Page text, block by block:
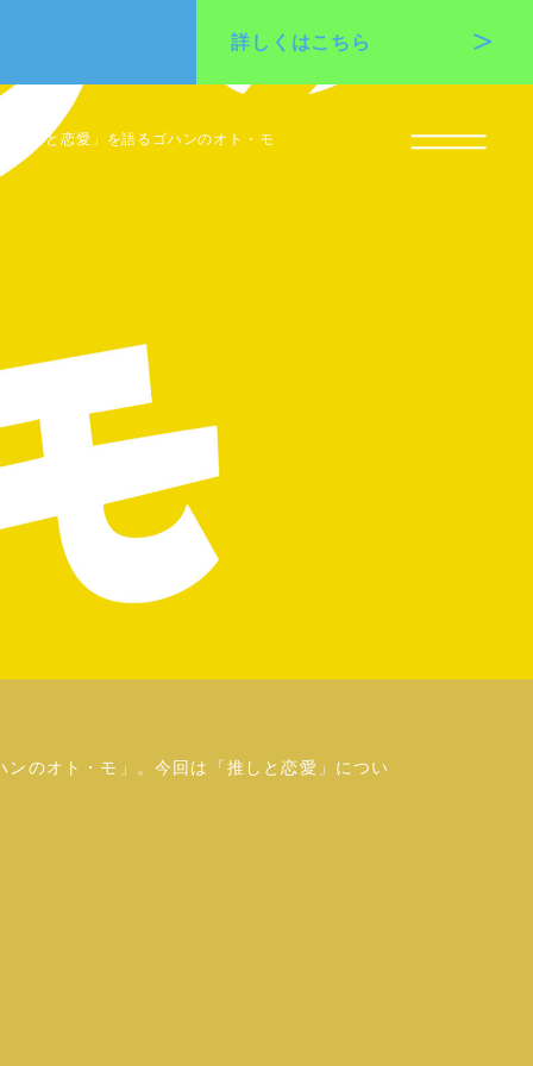
詳しくはこちら
推しと恋愛」を語るゴハンのオト・モ
のオト・モ」。今回は「推しと恋愛」につい